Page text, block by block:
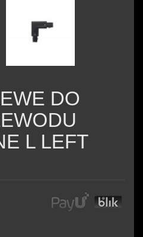
DO
L LEFT